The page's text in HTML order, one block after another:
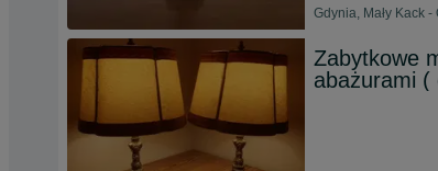
Gdynia, Mały Kack
Zabytkowe
abażurami (